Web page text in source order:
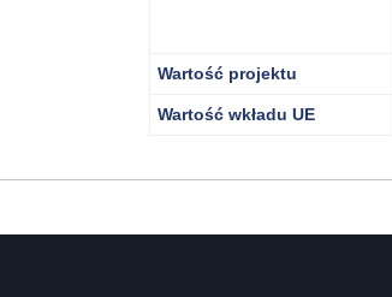
Wartość projektu
Wartość wkładu UE